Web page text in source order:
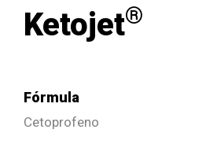
Ketojet®
Fórmula
Cetoprofeno